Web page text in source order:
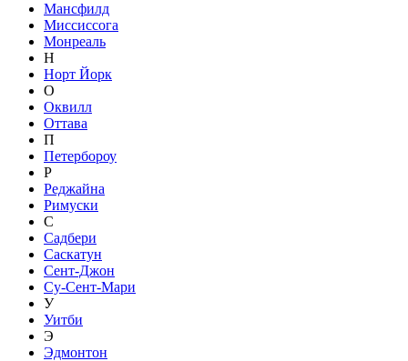
Мансфилд
Миссиссога
Монреаль
Н
Норт Йорк
О
Оквилл
Оттава
П
Петербороу
Р
Реджайна
Римуски
С
Садбери
Саскатун
Сент-Джон
Су-Сент-Мари
У
Уитби
Э
Эдмонтон